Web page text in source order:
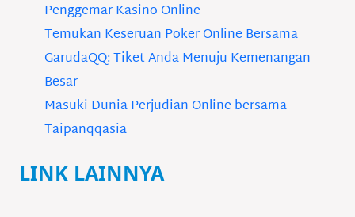
Penggemar Kasino Online
Temukan Keseruan Poker Online Bersama
GarudaQQ: Tiket Anda Menuju Kemenangan
Besar
Masuki Dunia Perjudian Online bersama
Taipanqqasia
LINK LAINNYA